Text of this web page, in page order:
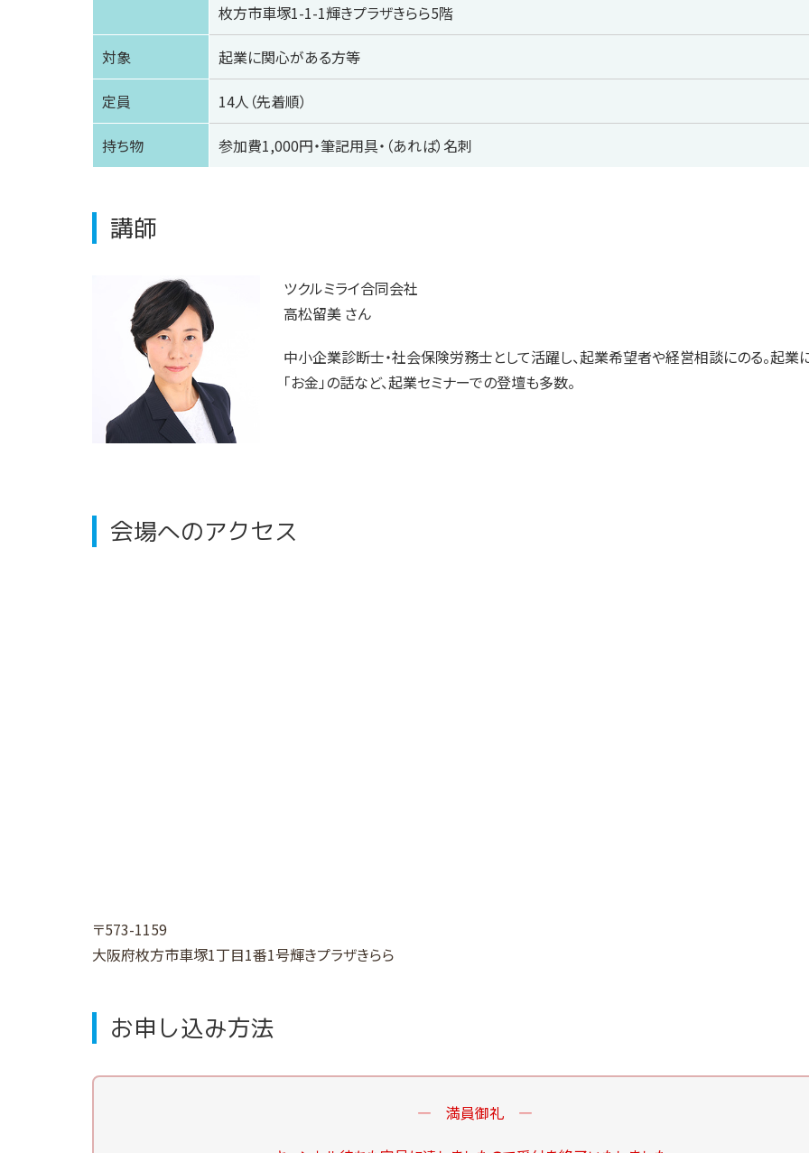
枚方市車塚1-1-1輝きプラザきらら5階
対象 起業に関心がある方等
定員 14人（先着順）
持ち物 参加費1,000円・筆記用具・（あれば）名刺
講師
ツクルミライ合同会社
高松留美 さん
中小企業診断士・社会保険労務士として活躍し、起業希望者や経営相談にのる。起業
「お金」の話など、起業セミナーでの登壇も多数。
会場へのアクセス
〒573-1159
大阪府枚方市車塚1丁目1番1号輝きプラザきらら
お申し込み方法
― 満員御礼 ―